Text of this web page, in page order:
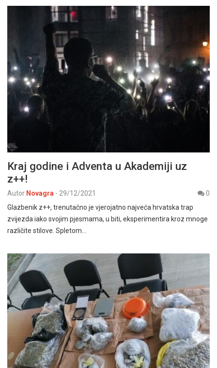
Kraj godine i Adventa u Akademiji uz
z++!
Autor Novagra - 29/12/2021
0
Glazbenik z++, trenutačno je vjerojatno najveća hrvatska trap
zvijezda iako svojim pjesmama, u biti, eksperimentira kroz mnoge
različite stilove. Spletom…